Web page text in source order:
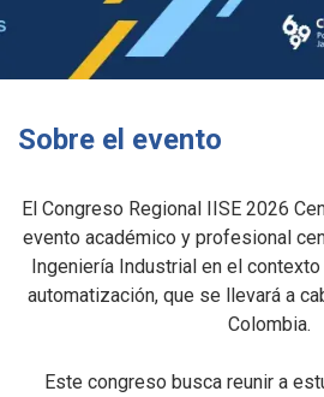
Sobre el evento
El Congreso Regional IISE 2026
evento académico y profesional
Ingeniería Industrial en el
automatización, que se llevará a
Colombia.
Este congreso busca reunir a